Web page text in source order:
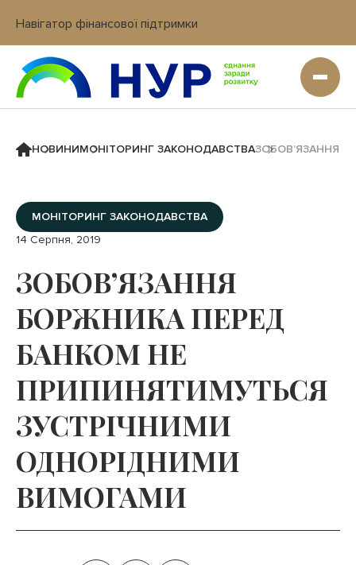
Навігатор фінансової підтримки
Вхід в кабінет IT платформи
НОВИНИМОНІТОРИНГ ЗАКОНОДАВСТВАЗОБОВ’ЯЗАННЯ
МОНІТОРИНГ ЗАКОНОДАВСТВА
14 Серпня, 2019
ЗОБОВ’ЯЗАННЯ
БОРЖНИКА ПЕРЕД
БАНКОМ НЕ
ПРИПИНЯТИМУТЬСЯ
ЗУСТРІЧНИМИ
ОДНОРІДНИМИ
ВИМОГАМИ